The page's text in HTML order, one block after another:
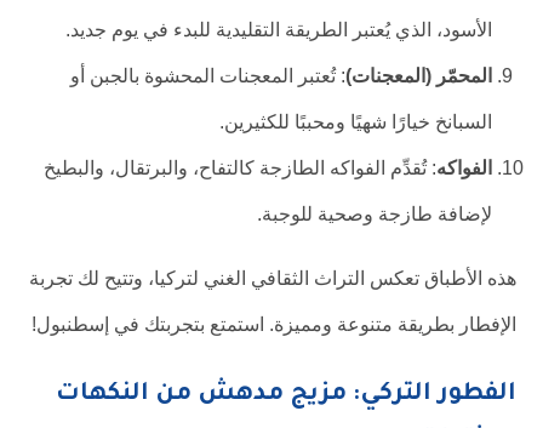
الأسود، الذي يُعتبر الطريقة التقليدية للبدء في يوم جديد.
المحمّر (المعجنات): تُعتبر المعجنات المحشوة بالجبن أو
السبانخ خيارًا شهيًا ومحببًا للكثيرين.
الفواكه: تُقدِّم الفواكه الطازجة كالتفاح، والبرتقال، والبطيخ
لإضافة طازجة وصحية للوجبة.
هذه الأطباق تعكس التراث الثقافي الغني لتركيا، وتتيح لك تجربة
الإفطار بطريقة متنوعة ومميزة. استمتع بتجربتك في إسطنبول!
الفطور التركي: مزيج مدهش من النكهات